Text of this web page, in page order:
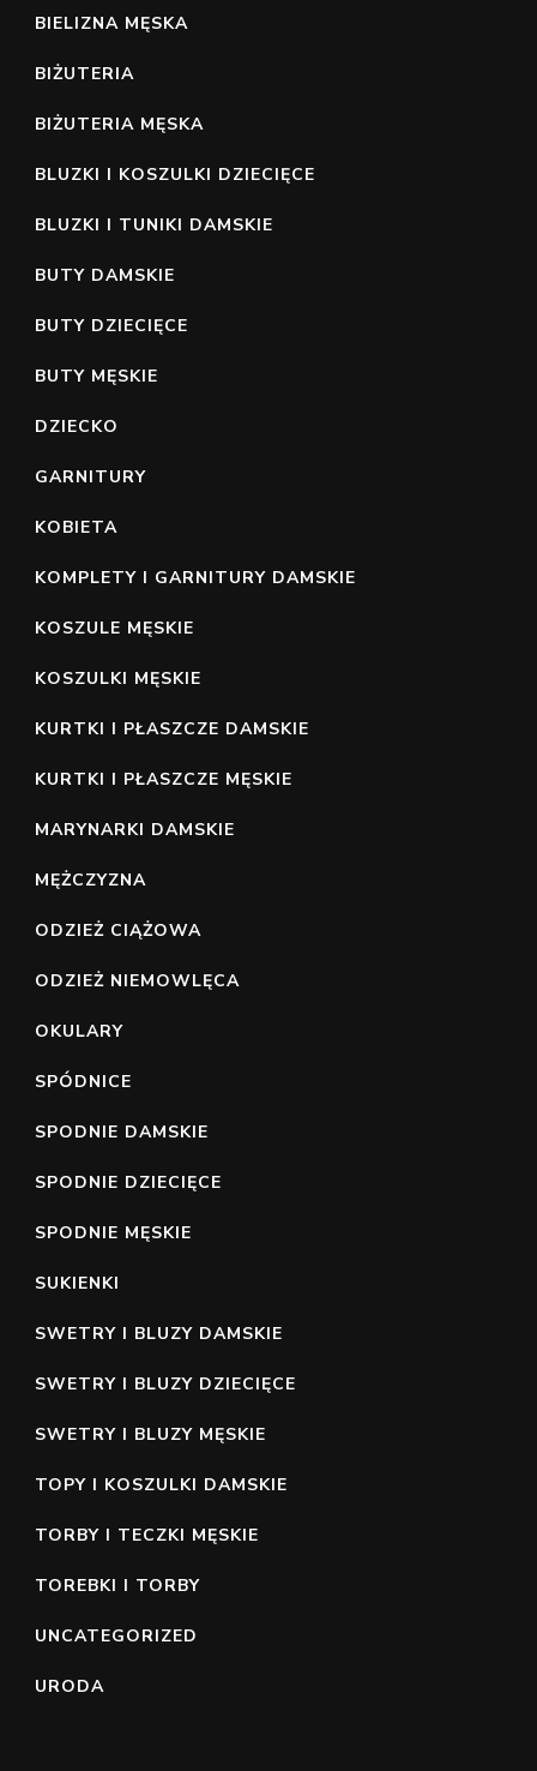
BIELIZNA MĘSKA
BIŻUTERIA
BIŻUTERIA MĘSKA
BLUZKI I KOSZULKI DZIECIĘCE
BLUZKI I TUNIKI DAMSKIE
BUTY DAMSKIE
BUTY DZIECIĘCE
BUTY MĘSKIE
DZIECKO
GARNITURY
KOBIETA
KOMPLETY I GARNITURY DAMSKIE
KOSZULE MĘSKIE
KOSZULKI MĘSKIE
KURTKI I PŁASZCZE DAMSKIE
KURTKI I PŁASZCZE MĘSKIE
MARYNARKI DAMSKIE
MĘŻCZYZNA
ODZIEŻ CIĄŻOWA
ODZIEŻ NIEMOWLĘCA
OKULARY
SPÓDNICE
SPODNIE DAMSKIE
SPODNIE DZIECIĘCE
SPODNIE MĘSKIE
SUKIENKI
SWETRY I BLUZY DAMSKIE
SWETRY I BLUZY DZIECIĘCE
SWETRY I BLUZY MĘSKIE
TOPY I KOSZULKI DAMSKIE
TORBY I TECZKI MĘSKIE
TOREBKI I TORBY
UNCATEGORIZED
URODA